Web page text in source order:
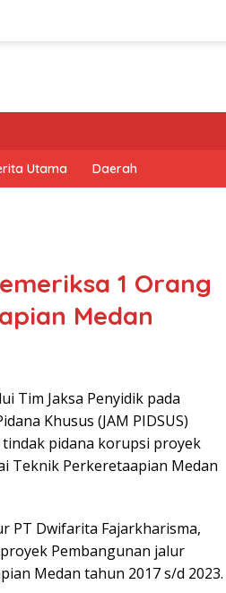
Utama Daerah
1 Orang
Medan
Tim Jaksa Penyidik pada
Khusus (JAM PIDSUS)
pidana korupsi proyek
Teknik Perkeretaapian Medan
PT Dwifarita Fajarkharisma,
Pembangunan jalur
Medan tahun 2017 s/d 2023.